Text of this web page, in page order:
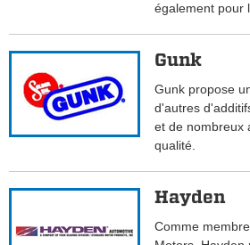
également pour
Gunk
Gunk propose
d'autres
et de nombreux
qualité.
Hayden
Comme